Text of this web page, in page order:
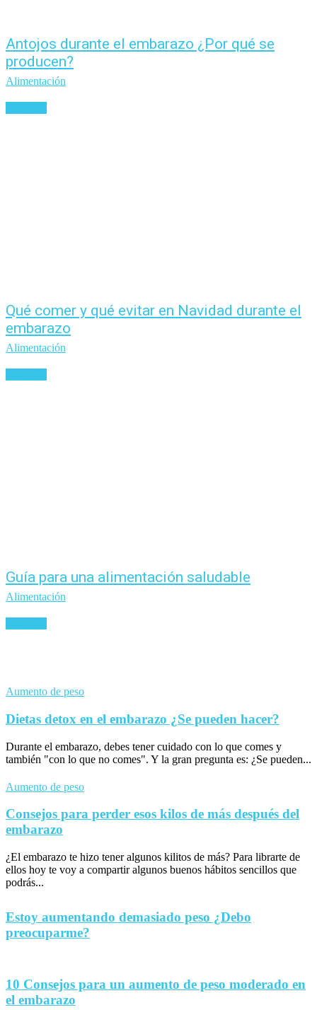
Antojos durante el embarazo ¿Por qué se
producen?
Alimentación
Qué comer y qué evitar en Navidad durante el
embarazo
Alimentación
Guía para una alimentación saludable
Alimentación
Aumento de peso
Dietas detox en el embarazo ¿Se pueden hacer?
Durante el embarazo, debes tener cuidado con lo que comes y
también "con lo que no comes". Y la gran pregunta es: ¿Se pueden...
Aumento de peso
Consejos para perder esos kilos de más después del
embarazo
¿El embarazo te hizo tener algunos kilitos de más? Para librarte de
ellos hoy te voy a compartir algunos buenos hábitos sencillos que
podrás...
Estoy aumentando demasiado peso ¿Debo
preocuparme?
10 Consejos para un aumento de peso moderado en
el embarazo